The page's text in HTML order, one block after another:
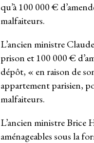
qu’à 100 000 €
malfaiteurs.
L’ancien ministre
prison et 100 000 €
dépôt, « en raison de
appartement parisien,
malfaiteurs.
L’ancien ministre Brice
aménageables sous la